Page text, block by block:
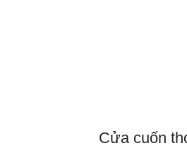
Cửa cuốn